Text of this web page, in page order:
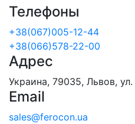
Телефоны
+38(067)005-12-44
+38(066)578-22-00
Адрес
Украина, 79035, Львов,
Email
sales@ferocon.ua